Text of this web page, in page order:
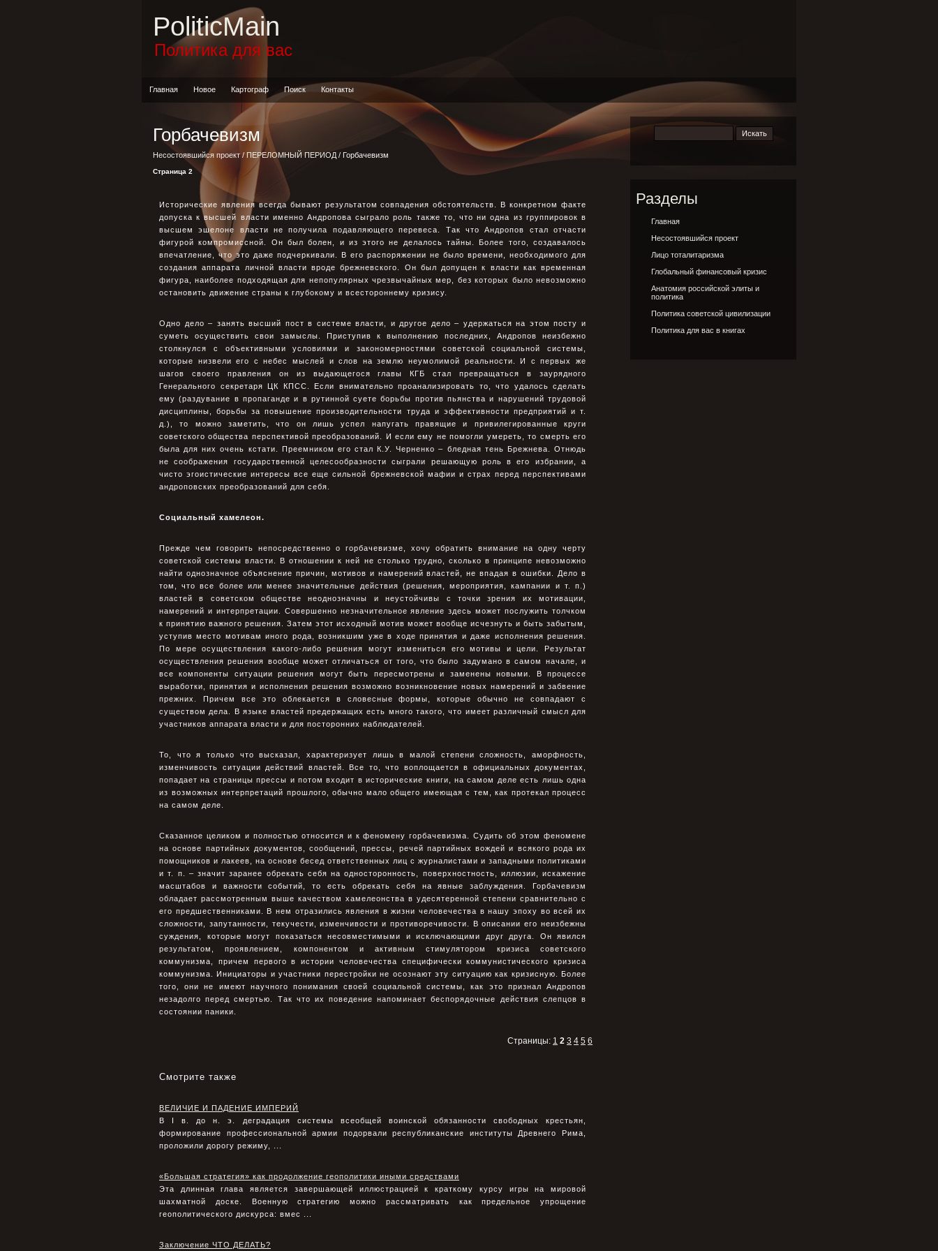
PoliticMain
Политика для вас
Главная Новое Картограф Поиск Контакты
Горбачевизм
Несостоявшийся проект/ ПЕРЕЛОМНЫЙ ПЕРИОД / Горбачевизм
Страница 2
Исторические явления всегда бывают результатом совпадения обстоятельств. В конкретном факте
допуска к высшей власти именно Андропова сыграло роль также то, что ни одна из группировок в
высшем эшелоне власти не получила подавляющего перевеса. Так что Андропов стал отчасти
фигурой компромиссной. Он был болен, и из этого не делалось тайны. Более того, создавалось
впечатление, что это даже подчеркивали. В его распоряжении не было времени, необходимого для
создания аппарата личной власти вроде брежневского. Он был допущен к власти как временная
фигура, наиболее подходящая для непопулярных чрезвычайных мер, без которых было невозможно
остановить движение страны к глубокому и всестороннему кризису.
Одно дело – занять высший пост в системе власти, и другое дело – удержаться на этом посту и
суметь осуществить свои замыслы. Приступив к выполнению последних, Андропов неизбежно
столкнулся с объективными условиями и закономерностями советской социальной системы,
которые низвели его с небес мыслей и слов на землю неумолимой реальности. И с первых же
шагов своего правления он из выдающегося главы КГБ стал превращаться в заурядного
Генерального секретаря ЦК КПСС. Если внимательно проанализировать то, что удалось сделать
ему (раздувание в пропаганде и в рутинной суете борьбы против пьянства и нарушений трудовой
дисциплины, борьбы за повышение производительности труда и эффективности предприятий и т.
д.), то можно заметить, что он лишь успел напугать правящие и привилегированные круги
советского общества перспективой преобразований. И если ему не помогли умереть, то смерть его
была для них очень кстати. Преемником его стал К.У. Черненко – бледная тень Брежнева. Отнюдь
не соображения государственной целесообразности сыграли решающую роль в его избрании, а
чисто эгоистические интересы все еще сильной брежневской мафии и страх перед перспективами
андроповских преобразований для себя.
Социальный хамелеон.
Прежде чем говорить непосредственно о горбачевизме, хочу обратить внимание на одну черту
советской системы власти. В отношении к ней не столько трудно, сколько в принципе невозможно
найти однозначное объяснение причин, мотивов и намерений властей, не впадая в ошибки. Дело в
том, что все более или менее значительные действия (решения, мероприятия, кампании и т. п.)
властей в советском обществе неоднозначны и неустойчивы с точки зрения их мотивации,
намерений и интерпретации. Совершенно незначительное явление здесь может послужить толчком
к принятию важного решения. Затем этот исходный мотив может вообще исчезнуть и быть забытым,
уступив место мотивам иного рода, возникшим уже в ходе принятия и даже исполнения решения.
По мере осуществления какого-либо решения могут измениться его мотивы и цели. Результат
осуществления решения вообще может отличаться от того, что было задумано в самом начале, и
все компоненты ситуации решения могут быть пересмотрены и заменены новыми. В процессе
выработки, принятия и исполнения решения возможно возникновение новых намерений и забвение
прежних. Причем все это облекается в словесные формы, которые обычно не совпадают с
существом дела. В языке властей предержащих есть много такого, что имеет различный смысл для
участников аппарата власти и для посторонних наблюдателей.
То, что я только что высказал, характеризует лишь в малой степени сложность, аморфность,
изменчивость ситуации действий властей. Все то, что воплощается в официальных документах,
попадает на страницы прессы и потом входит в исторические книги, на самом деле есть лишь одна
из возможных интерпретаций прошлого, обычно мало общего имеющая с тем, как протекал процесс
на самом деле.
Сказанное целиком и полностью относится и к феномену горбачевизма. Судить об этом феномене
на основе партийных документов, сообщений, прессы, речей партийных вождей и всякого рода их
помощников и лакеев, на основе бесед ответственных лиц с журналистами и западными политиками
и т. п. – значит заранее обрекать себя на односторонность, поверхностность, иллюзии, искажение
масштабов и важности событий, то есть обрекать себя на явные заблуждения. Горбачевизм
обладает рассмотренным выше качеством хамелеонства в удесятеренной степени сравнительно с
его предшественниками. В нем отразились явления в жизни человечества в нашу эпоху во всей их
сложности, запутанности, текучести, изменчивости и противоречивости. В описании его неизбежны
суждения, которые могут показаться несовместимыми и исключающими друг друга. Он явился
результатом, проявлением, компонентом и активным стимулятором кризиса советского
коммунизма, причем первого в истории человечества специфически коммунистического кризиса
коммунизма. Инициаторы и участники перестройки не осознают эту ситуацию как кризисную. Более
того, они не имеют научного понимания своей социальной системы, как это признал Андропов
незадолго перед смертью. Так что их поведение напоминает беспорядочные действия слепцов в
состоянии паники.
Страницы: 1 2 3 4 5 6
Смотрите также
ВЕЛИЧИЕ И ПАДЕНИЕ ИМПЕРИЙ
В I в. до н. э. деградация системы всеобщей воинской обязанности свободных крестьян,
формирование профессиональной армии подорвали республиканские институты Древнего Рима,
проложили дорогу режиму, ...
«Большая стратегия» как продолжение геополитики иными средствами
Эта длинная глава является завершающей иллюстрацией к краткому курсу игры на мировой
шахматной доске. Военную стратегию можно рассматривать как предельное упрощение
геополитического дискурса: вмес ...
Заключение ЧТО ДЕЛАТЬ?
Разделы
Главная
Несостоявшийся проект
Лицо тоталитаризма
Глобальный финансовый кризис
Анатомия российской элиты и
политика
Политика советской цивилизации
Политика для вас в книгах